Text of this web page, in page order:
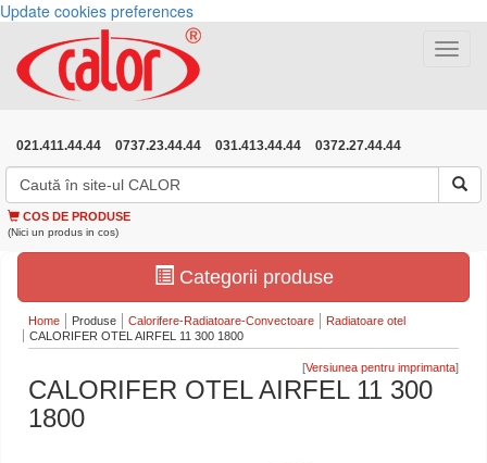
Update cookies preferences
Toggle
021.411.44.44 0737.23.44.44 031.413.44.44 0372.27.44.44
COS DE PRODUSE
(Nici un produs in cos)
Categorii produse
Home Produse Calorifere-Radiatoare-Convectoare
Radiatoare otel
CALORIFER OTEL AIRFEL 11 300 1800
[ ]
CALORIFER OTEL AIRFEL 11 300
1800